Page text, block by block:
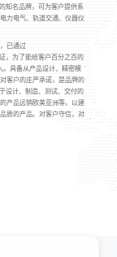
知名品牌，可为客户提供系
力电气、轨道交通、仪器仪
已通过
，为了能给客户百分之百的
。具备从产品设计、精密模
客户的庄严承诺，是品牌的
设计、制造、测试、交付的
产品远销欧美亚洲等。以建
质的产品。对客户守信，对